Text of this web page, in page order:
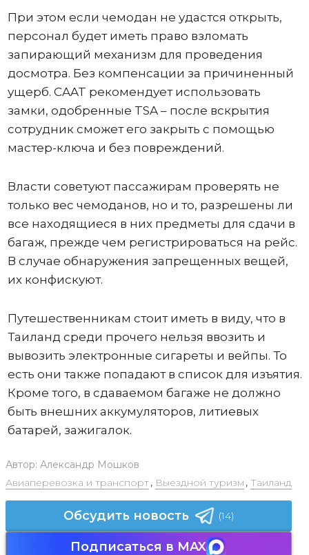
При этом если чемодан не удастся открыть,
персонал будет иметь право взломать
запирающий механизм для проведения
досмотра. Без компенсации за причиненный
ущерб. CAAT рекомендует использовать
замки, одобренные TSA – после вскрытия
сотрудник сможет его закрыть с помощью
мастер-ключа и без повреждений.
Власти советуют пассажирам проверять не
только вес чемоданов, но и то, разрешены ли
все находящиеся в них предметы для сдачи в
багаж, прежде чем регистрироваться на рейс.
В случае обнаружения запрещенных вещей,
их конфискуют.
Путешественникам стоит иметь в виду, что в
Таиланд среди прочего нельзя ввозить и
вывозить электронные сигареты и вейпы. То
есть они также попадают в список для изъятия.
Кроме того, в сдаваемом багаже не должно
быть внешних аккумуляторов, литиевых
батарей, зажигалок.
Автор: Александр Мошков
Авиаперевозка и транспорт, Выездной туризм , Таиланд
Обсудить новость (14)
Подписаться в MAX